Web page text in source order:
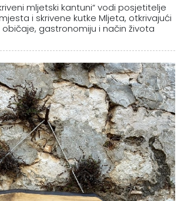
mljetski kantuni“ vodi posjetitelje
i skrivene kutke Mljeta, otkrivajući
gastronomiju i način života